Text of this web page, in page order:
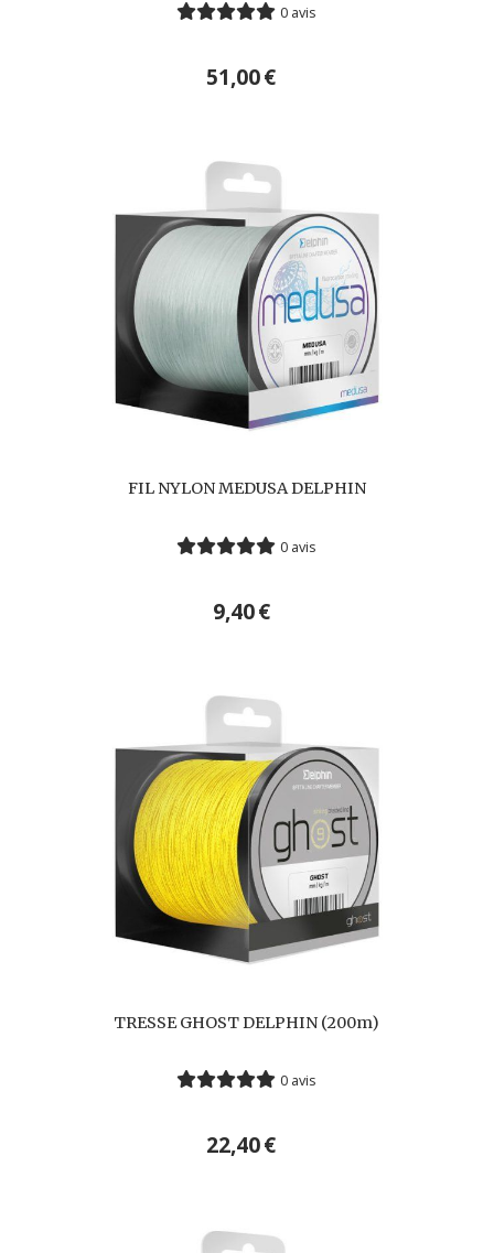
0 avis
51,00€
FIL NYLON MEDUSA DELPHIN
0 avis
9,40€
TRESSE GHOST DELPHIN (200m)
0 avis
22,40€